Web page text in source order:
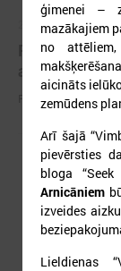
2026. gada 25. maijs
Pieejamas
apraides
Pieejamas rīcības
ģimenei –
mazākajiem
no
aicināts
zemūdens
Arī šajā
pievērsties
bloga
Arnicāniem
izveides
Lieldienas